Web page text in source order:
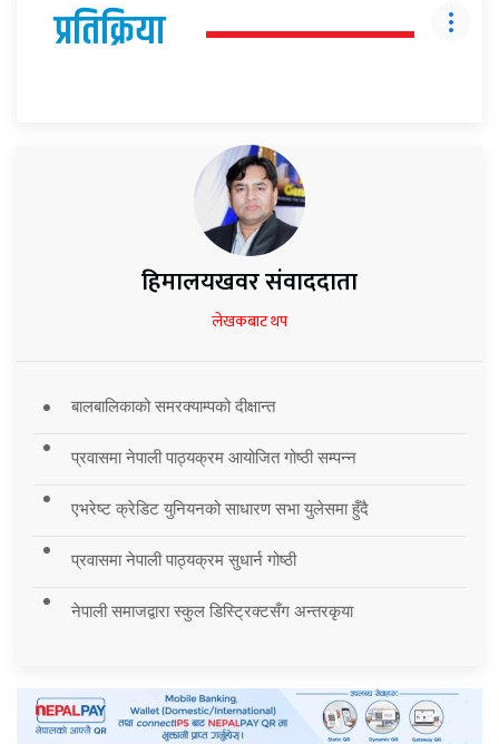
प्रतिक्रिया
हिमालयखवर संवाददाता
लेखकबाट थप
बालबालिकाको समरक्याम्पको दीक्षान्त
प्रवासमा नेपाली पाठ्यक्रम आयोजित गोष्ठी सम्पन्न
एभरेष्ट क्रेडिट युनियनको साधारण सभा युलेसमा हुँदै
प्रवासमा नेपाली पाठ्यक्रम सुधार्न गोष्ठी
नेपाली समाजद्वारा स्कुल डिस्ट्रिक्टसँग अन्तरकृया